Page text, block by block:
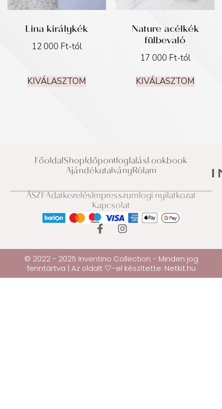
Lina királykék
12 000 Ft-tól
KIVÁLASZTOM
Nature acélkék
fülbevaló
17 000 Ft-tól
KIVÁLASZTOM
FőoldalShopIdőpontfoglalásLookbook
AjándékutalványRólam
ÁSZFAdatkezelésImpresszumJogi nyilatkozat
Kapcsolat
© 2022 - 2025 Inventino Collection - Minden jog
fenntartva | Az oldalt 🤍-el készítette: Netkit.hu